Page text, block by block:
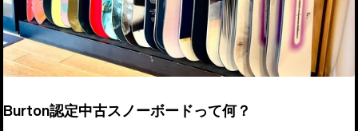
Burton認定中古スノーボードって何？